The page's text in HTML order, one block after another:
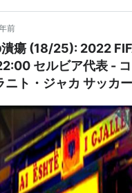
前
瘍 (18/25): 2022
セルビア代表 -
カーと政治 Moj Je Život